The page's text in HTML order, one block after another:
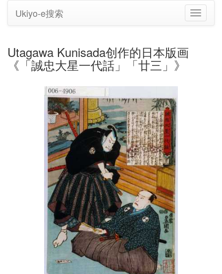
切
换
Ukiyo-e搜索
Utagawa Kunisada创作的日本版画
《「誠忠大星一代話」「廿三」》